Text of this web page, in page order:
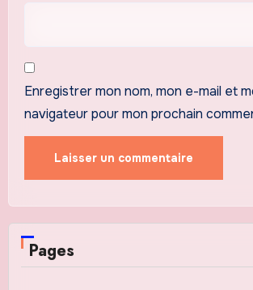
Enregistrer mon nom, mon e-mail et
navigateur pour mon prochain
Pages